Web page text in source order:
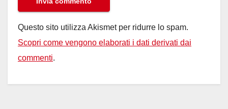
Questo sito utilizza Akismet per ridurre lo spam.
Scopri come vengono elaborati i dati derivati dai
commenti.